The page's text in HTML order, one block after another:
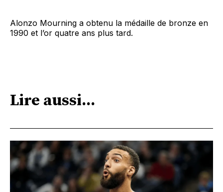
Alonzo Mourning a obtenu la médaille de bronze en
1990 et l’or quatre ans plus tard.
Lire aussi...